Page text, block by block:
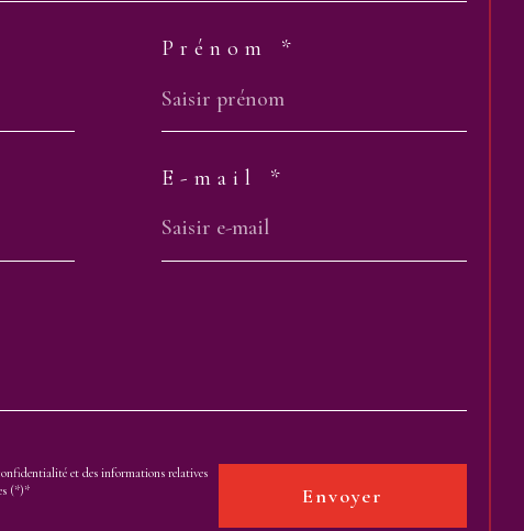
Prénom *
E-mail *
et des informations relatives
(*)*
Envoyer
01.80.87.40.60
contact@adequadom.com